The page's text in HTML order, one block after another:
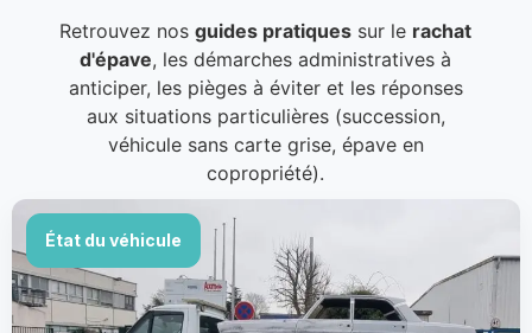
Retrouvez nosguides pratiques sur le rachat
d'épave, les démarches administratives à
anticiper, les pièges à éviter et les réponses
aux situations particulières (succession,
véhicule sans carte grise, épave en
copropriété).
État du véhicule